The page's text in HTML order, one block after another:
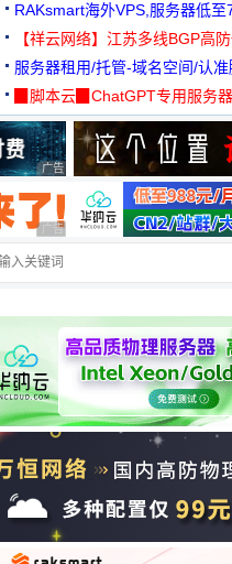
用★
RAKsmart海外VPS,服务器低
用★
【祥云网络】江苏多线BGP高
服务器租用/托管-域名空间/认准
▉脚本云▉ChatGPT专用服务
19元/月
广告 商业广告，理性选择
广告 商业广告，理性选择